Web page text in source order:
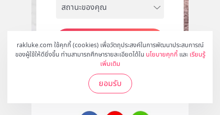
rakluke.com ใช้คุกกี้ (cookies) เพื่อวัตถุประสงค์ในการพัฒนาประสบการณ์
ของผู้ใช้ให้ดียิ่งขึ้น ท่านสามารถศึกษารายละเอียดได้ใน นโยบายคุกกี้ และ เรียนรู้
เพิ่มเติม
ยอมรับ
สมัคร
ติดตามเราได้ที่